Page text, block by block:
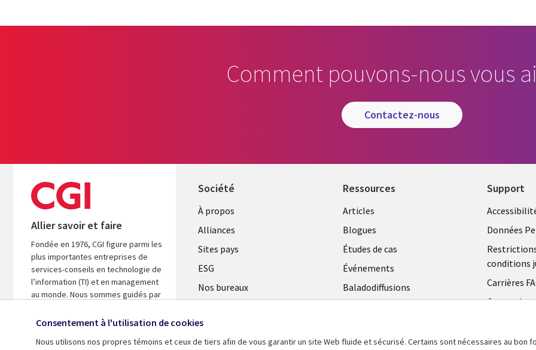
Comment pouvons-nous vous
contactez-nous
Allier savoir et faire
Fondée en 1976, CGI figure parmi les
plus importantes entreprises de
services-conseils en technologie de
l’information (TI) et en management
au monde. Nous sommes guidés par
d’accélérer le rendement de vos
Société
À propos
Alliances
Sites pays
ESG
Nos bureaux
Salle de presse
Ressources
Articles
Blogues
Études de cas
Événements
Baladodiffusions
Support
Données
conditions
Carrières
Centre de
Consentement à l'utilisation de cookies
Nous utilisons nos propres témoins et ceux de tiers afin de vous garantir un site Web fluide et sécurisé. Certains sont nécessaires au bon